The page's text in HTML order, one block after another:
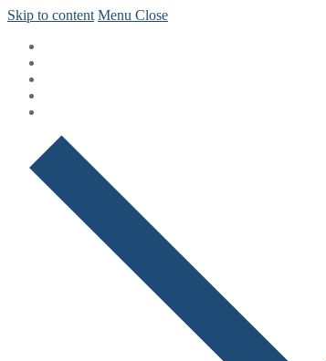
Skip to content Menu Close